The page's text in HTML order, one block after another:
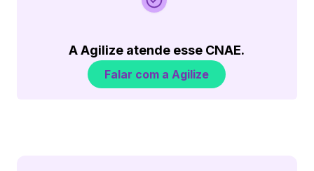
A Agilize atende esse CNAE.
Falar com a Agilize